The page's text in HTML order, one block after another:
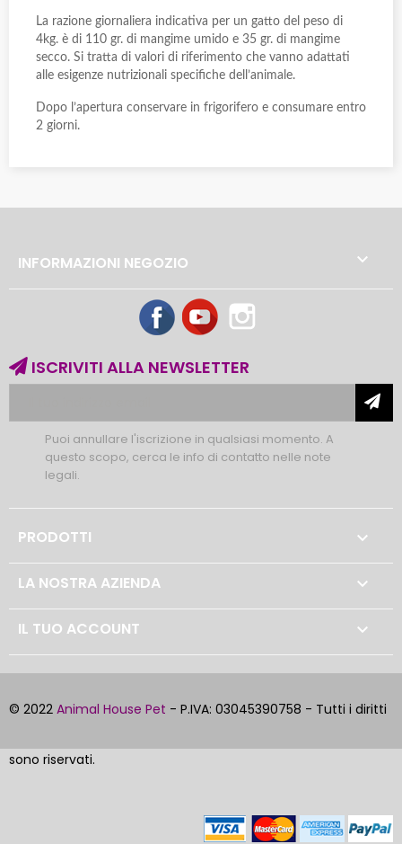
La razione giornaliera indicativa per un gatto del peso di
4kg. è di 110 gr. di mangime umido e 35 gr. di mangime
secco. Si tratta di valori di riferimento che vanno adattati
alle esigenze nutrizionali specifiche dell’animale.
Dopo l’apertura conservare in frigorifero e consumare entro
2 giorni.
INFORMAZIONI NEGOZIO 
FacebookYouTube
ISCRIVITI ALLA NEWSLETTER
Puoi annullare l'iscrizione in qualsiasi momento. A
questo scopo, cerca le info di contatto nelle note
legali.
PRODOTTI 
LA NOSTRA AZIENDA 
IL TUO ACCOUNT 
© 2022 Animal House Pet - P.IVA: 03045390758 - Tutti i diritti
sono riservati.